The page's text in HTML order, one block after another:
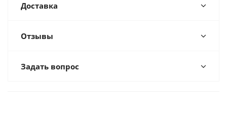
Доставка
Отзывы
Задать вопрос